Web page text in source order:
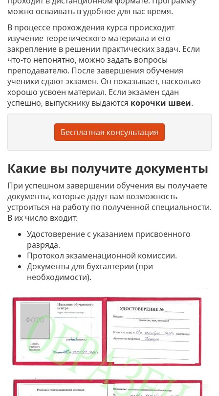
можно осваивать в удобное для вас время.
В процессе прохождения курса происходит
изучение теоретического материала и его
закрепление в решении практических задач. Если
что-то непонятно, можно задать вопросы
преподавателю. После завершения обучения
ученики сдают экзамен. Он показывает, насколько
хорошо усвоен материал. Если экзамен сдан
успешно, выпускнику выдаются корочки швеи.
Бесплатная консультация
Какие вы получите документы
При успешном завершении обучения вы получаете
документы, которые дадут вам возможность
устроиться на работу по полученной специальности.
В их число входит:
Удостоверение с указанием присвоенного
разряда.
Протокол экзаменационной комиссии.
Документы для бухгалтерии (при
необходимости).